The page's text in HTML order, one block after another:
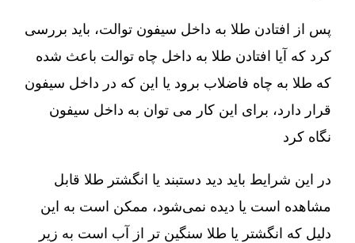
پس از افتادن طلا به داخل سیفون توالت، باید بررسی
کرد که آیا افتادن طلا به داخل چاه توالت باعث شده
که طلا به چاه فاضلاب برود یا این که در داخل سیفون
قرار دارد، برای این کار می توان به داخل سیفون
نگاه کرد
در این شرایط باید دید دستبند یا انگشتر طلا قابل
مشاهده است یا دیده نمی‌شود، ممکن است به این
دلیل که انگشتر یا طلا سنگین تر از آب است به زیر